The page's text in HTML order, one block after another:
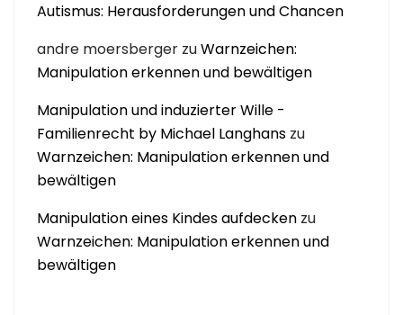
Autismus: Herausforderungen und Chancen
andre moersberger zuWarnzeichen:
Manipulation erkennen und bewältigen
Manipulation und induzierter Wille -
Familienrecht by Michael Langhans zu
Warnzeichen: Manipulation erkennen und
bewältigen
Manipulation eines Kindes aufdecken zu
Warnzeichen: Manipulation erkennen und
bewältigen